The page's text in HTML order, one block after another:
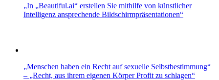
„In „Beautiful.ai“ erstellen Sie mithilfe von künstlicher
Intelligenz ansprechende Bildschirmpräsentationen“
„Menschen haben ein Recht auf sexuelle Selbstbestimmung“
– „Recht, aus ihrem eigenen Körper Profit zu schlagen“